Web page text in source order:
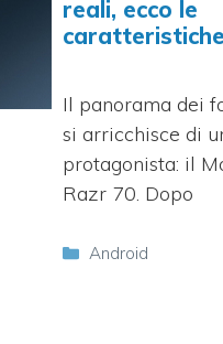
reali, ecco le
caratteristiche
Il panorama dei
si arricchisce di
protagonista: il
Razr 70. Dopo
Categorie
Android